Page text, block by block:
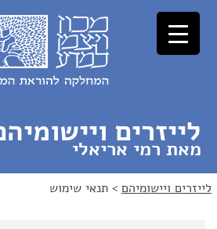
לתוכן
לניווט
לייזרים
מאת רמי אריאלי
לייזרים ויישומיהם > תנאי שימוש